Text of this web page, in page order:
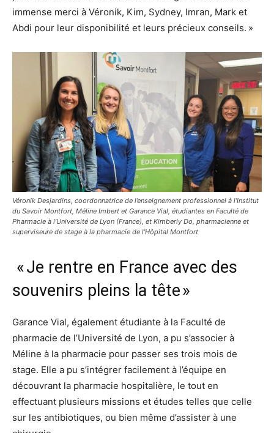
immense merci à Véronik, Kim, Sydney, Imran, Mark et
Abdi pour leur disponibilité et leurs précieux conseils. »
Véronik Desjardins, coordonnatrice de l’enseignement professionnel à l’Institut
du Savoir Montfort, Méline Imbert et Garance Vial, étudiantes en Faculté de
Pharmacie à l’Université de Lyon (France), et Kimberly Do, pharmacienne et
superviseure de stage à la pharmacie de l’Hôpital Montfort
« Je rentre en France avec des
souvenirs pleins la tête »
Garance Vial, également étudiante à la Faculté de
pharmacie de l’Université de Lyon, a pu s’associer à
Méline à la pharmacie pour passer ses trois mois de
stage. Elle a pu s’intégrer facilement à l’équipe en
découvrant la pharmacie hospitalière, le tout en
effectuant plusieurs missions et études telles que celle
sur les antibiotiques, ou bien même d’assister à une